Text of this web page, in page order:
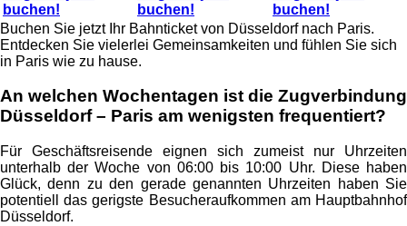
buchen!
buchen!
buchen!
Buchen Sie jetzt Ihr Bahnticket von Düsseldorf nach Paris.
Entdecken Sie vielerlei Gemeinsamkeiten und fühlen Sie sich
in Paris wie zu hause.
An welchen Wochentagen ist die Zugverbindung
Düsseldorf – Paris am wenigsten frequentiert?
Für Geschäftsreisende eignen sich zumeist nur Uhrzeiten
unterhalb der Woche von 06:00 bis 10:00 Uhr. Diese haben
Glück, denn zu den gerade genannten Uhrzeiten haben Sie
potentiell das gerigste Besucheraufkommen am Hauptbahnhof
Düsseldorf.